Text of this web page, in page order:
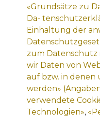
«Grundsätze zu
Da-
Einhaltung der
zum Datenschutz
wir Daten von
auf bzw. in denen
werden»
verwendete
Technologien»,